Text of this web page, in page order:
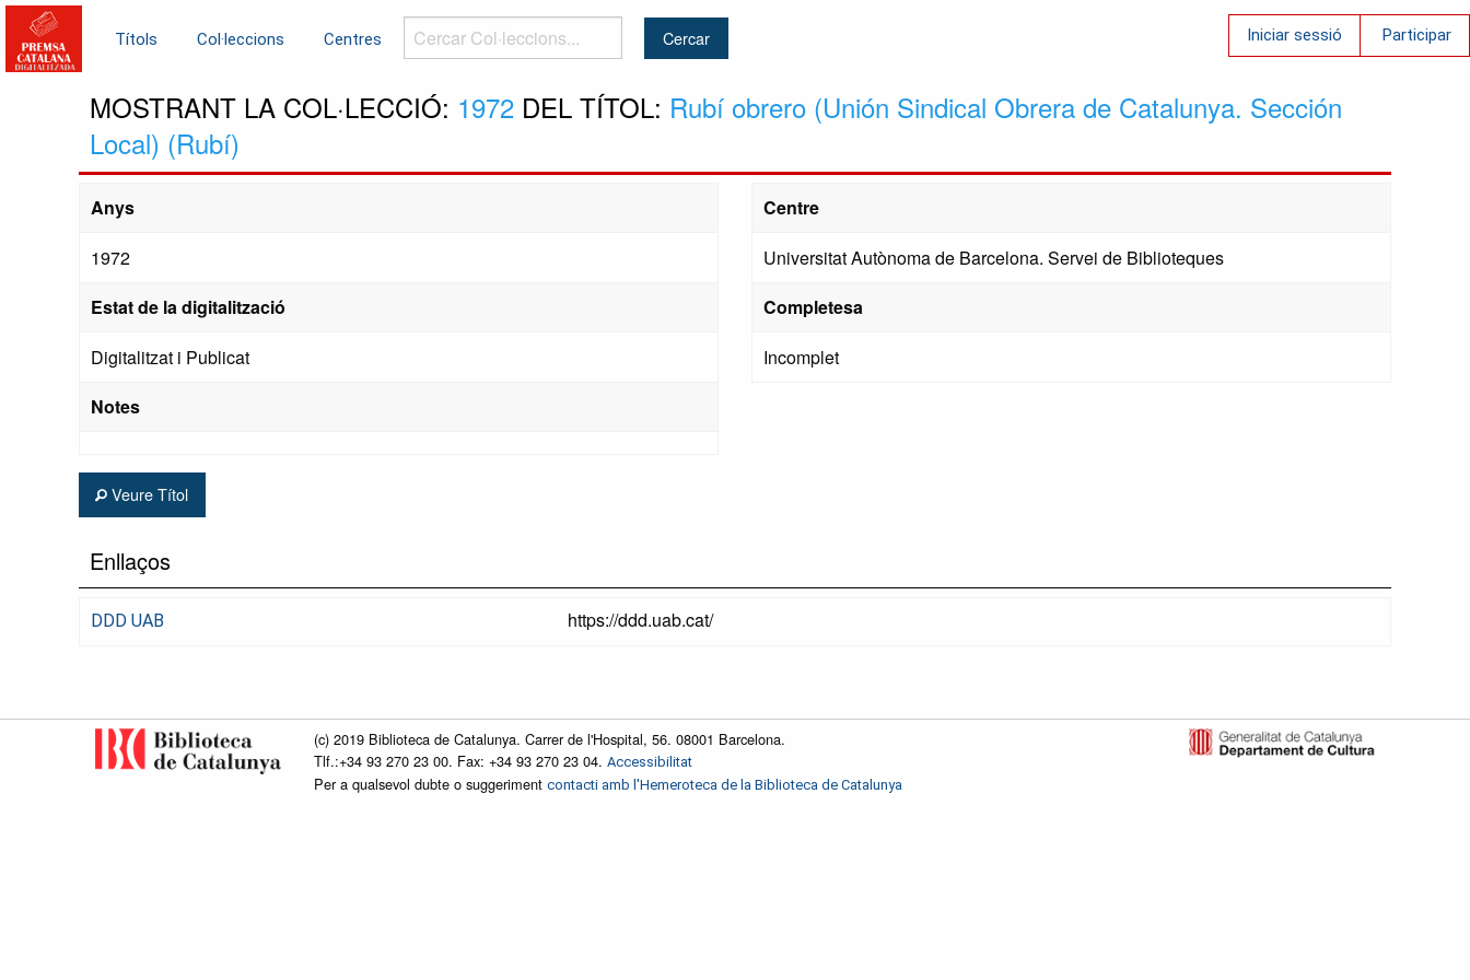
Títols Col·leccions Centres
Cercar
Col·leccions...
Iniciar sessió Participar
MOSTRANT LA COL·LECCIÓ: 1972 DEL TÍTOL: Rubí obrero (Unión Sindical Obrera de Catalunya. Sección
Local) (Rubí)
Anys
1972
Estat de la digitalització
Digitalitzat i Publicat
Notes
Centre
Universitat Autònoma de Barcelona. Servei de Biblioteques
Completesa
Incomplet
Veure Títol
Enllaços
DDD UAB https://ddd.uab.cat/
(c) 2019 Biblioteca de Catalunya. Carrer de l'Hospital, 56. 08001 Barcelona.
Tlf.:+34 93 270 23 00. Fax: +34 93 270 23 04. Accessibilitat
Per a qualsevol dubte o suggeriment contacti amb l'Hemeroteca de la Biblioteca de Catalunya